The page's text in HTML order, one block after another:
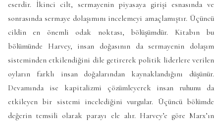
eserdir. İkinci cilt, sermayenin piyasaya girişi esnasında ve
sonrasında sermaye dolaşımını incelemeyi amaçlamıştır. Üçüncü
cildin en önemli odak noktası, bölüşümdür. Kitabın bu
bölümünde Harvey, insan doğasının da sermayenin dolaşım
sisteminden etkilendiğini dile getirerek politik liderlere verilen
oyların farklı insan doğalarından kaynaklandığını düşünür.
Devamında ise kapitalizmi çözümleyerek insan ruhunu da
etkileyen bir sistemi incelediğini vurgular. Üçüncü bölümde
değerin temsili olarak parayı ele alır. Harvey’e göre Marx’ın